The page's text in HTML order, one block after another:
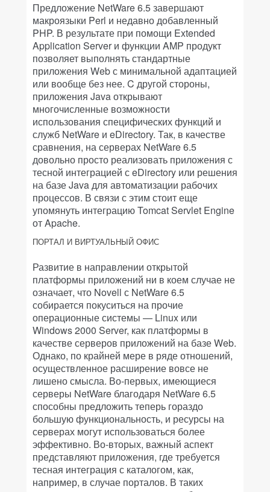
Предложение NetWare 6.5 завершают
макроязыки Perl и недавно добавленный
PHP. В результате при помощи Extended
Application Server и функции AMP продукт
позволяет выполнять стандартные
приложения Web с минимальной адаптацией
или вообще без нее. C другой стороны,
приложения Java открывают
многочисленные возможности
использования специфических функций и
служб NetWare и eDirectory. Так, в качестве
сравнения, на серверах NetWare 6.5
довольно просто реализовать приложения с
тесной интеграцией с eDirectory или решения
на базе Java для автоматизации рабочих
процессов. В связи с этим стоит еще
упомянуть интеграцию Tomcat Servlet Engine
от Apache.
ПОРТАЛ И ВИРТУАЛЬНЫЙ ОФИС
Развитие в направлении открытой
платформы приложений ни в коем случае не
означает, что Novell с NetWare 6.5
собирается покуситься на прочие
операционные системы — Linux или
Windows 2000 Server, как платформы в
качестве серверов приложений на базе Web.
Однако, по крайней мере в ряде отношений,
осуществленное расширение вовсе не
лишено смысла. Во-первых, имеющиеся
серверы NetWare благодаря NetWare 6.5
способны предложить теперь гораздо
большую функциональность, и ресурсы на
серверах могут использоваться более
эффективно. Во-вторых, важный аспект
представляют приложения, где требуется
тесная интеграция с каталогом, как,
например, в случае порталов. В таких